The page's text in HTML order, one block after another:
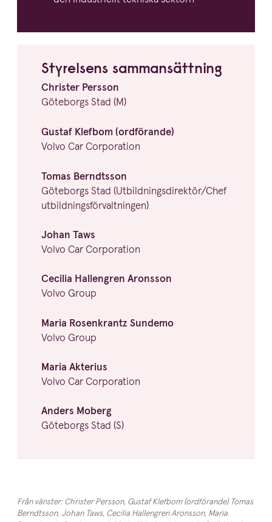
Styrelsens samman­sättning
Christer Persson
Göteborgs Stad (M)
Gustaf Klefbom (ordförande)
Volvo Car Corporation
Tomas Berndtsson
Göteborgs Stad (Utbildningsdirektör/​Chef
utbildningsförvaltningen)
Johan Taws
Volvo Car Corporation
Cecilia Hallengren Aronsson
Volvo Group
Maria Rosenkrantz Sundemo
Volvo Group
Maria Akterius
Volvo Car Corporation
Anders Moberg
Göteborgs Stad (S)
Från vänster: Christer Persson, Gustaf Klefbom (ordförande) Tomas
Berndtsson, Johan Taws, Cecilia Hallengren Aronsson, Maria